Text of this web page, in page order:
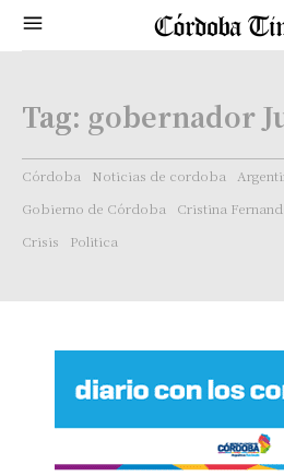
Tag: gobernador
Córdoba Noticias de cordoba
Gobierno de Córdoba
Cristina
Crisis
Politica